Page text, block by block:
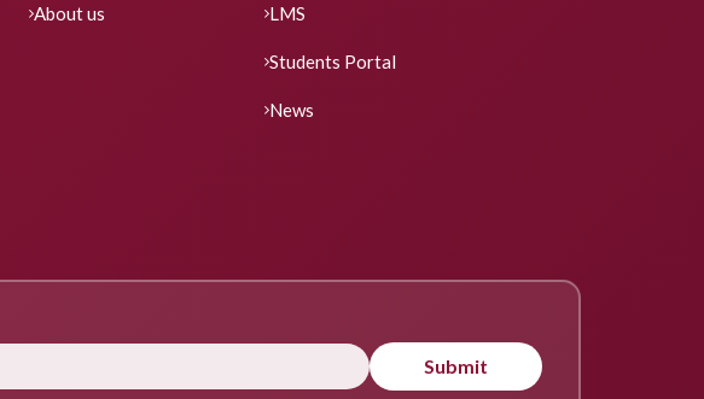
About us LMS
Students Portal
News
Submit